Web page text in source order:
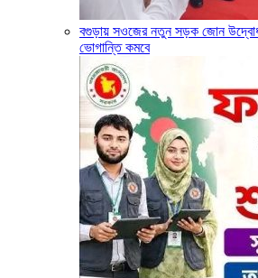
বগুড়ায় সওজের নতুন সড়ক জোন
ভোগান্তি কমবে